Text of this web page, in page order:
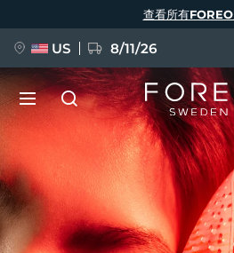
查看所有
US 8/11/26
新品
BREAKING NEWS
语言
English Deutsch